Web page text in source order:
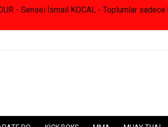
- Sensei İsmail KOCAL - Toplumlar